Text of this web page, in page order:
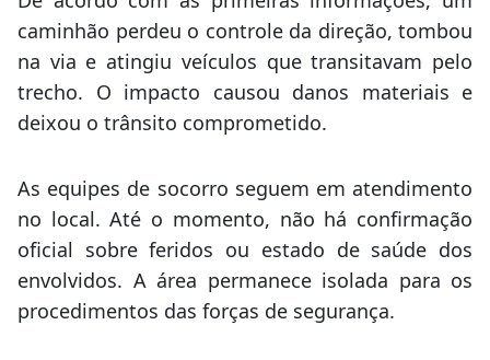
De acordo com as primeiras informações, um
caminhão perdeu o controle da direção, tombou
na via e atingiu veículos que transitavam pelo
trecho. O impacto causou danos materiais e
deixou o trânsito comprometido.
As equipes de socorro seguem em atendimento
no local. Até o momento, não há confirmação
oficial sobre feridos ou estado de saúde dos
envolvidos. A área permanece isolada para os
procedimentos das forças de segurança.